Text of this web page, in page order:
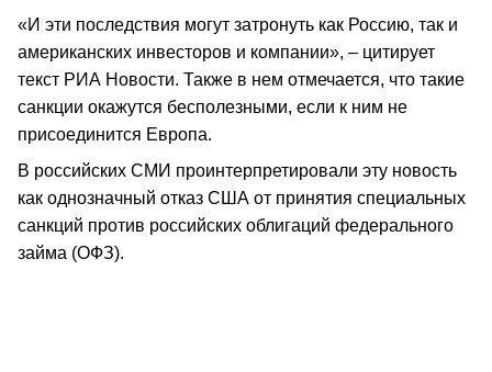
«И эти последствия могут затронуть как Россию, так и
американских инвесторов и компании», – цитирует
текст РИА Новости. Также в нем отмечается, что такие
санкции окажутся бесполезными, если к ним не
присоединится Европа.
В российских СМИ проинтерпретировали эту новость
как однозначный отказ США от принятия специальных
санкций против российских облигаций федерального
займа (ОФЗ).